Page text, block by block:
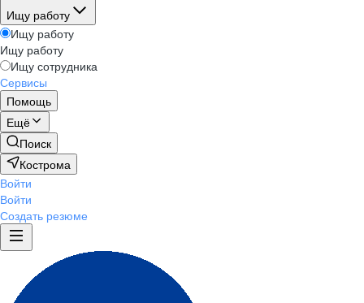
Ищу работу
Ищу работу
Ищу работу
Ищу сотрудника
Сервисы
Помощь
Ещё
Поиск
Кострома
Войти
Войти
Создать резюме